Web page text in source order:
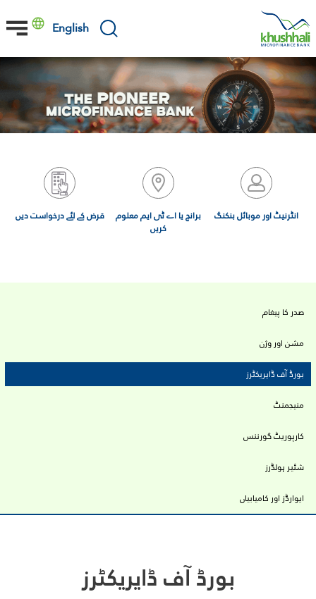
content
English
انٹرنیٹ اور موبائل بنکنگ
برانچ یا اے ٹی ایم معلوم
کریں
قرض کے لئے درخواست دیں
Primary
tabs
صدر کا پیغام
مشن اور وژن
بورڈ آف ڈایریکٹرز
منیجمنٹ
کارپوریٹ گورننس
شئیر ہولڈرز
ایوارڈز اور کامیابیاں
بورڈ آف ڈایریکٹرز